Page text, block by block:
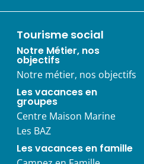
Tourisme social
Notre Métier, nos
objectifs
Notre métier, nos objectifs
Les vacances en
groupes
Centre Maison Marine
Les BAZ
Les vacances en famille